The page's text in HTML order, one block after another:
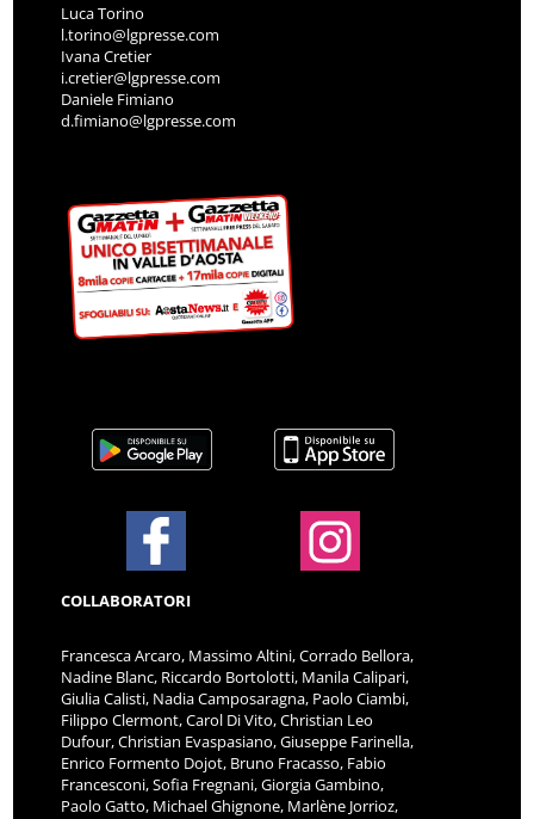
Luca Torino
l.torino@lgpresse.com
Ivana Cretier
i.cretier@lgpresse.com
Daniele Fimiano
d.fimiano@lgpresse.com
COLLABORATORI
Francesca Arcaro, Massimo Altini, Corrado Bellora,
Nadine Blanc, Riccardo Bortolotti, Manila Calipari,
Giulia Calisti, Nadia Camposaragna, Paolo Ciambi,
Filippo Clermont, Carol Di Vito, Christian Leo
Dufour, Christian Evaspasiano, Giuseppe Farinella,
Enrico Formento Dojot, Bruno Fracasso, Fabio
Francesconi, Sofia Fregnani, Giorgia Gambino,
Paolo Gatto, Michael Ghignone, Marlène Jorrioz,